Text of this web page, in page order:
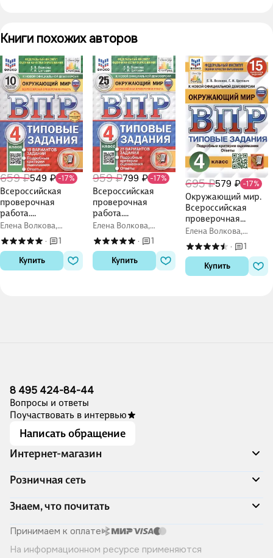
Книги похожих авторов
659 ₽549 ₽ -17%
Всероссийская
проверочная
работа.
Окружающий мир.
4 класс. Типовые
задания. 10
вариантов заданий
Елена Волкова,
Галина Цитович
·
1
Купить
959 ₽799 ₽ -17%
Всероссийская
проверочная
работа.
Окружающий мир.
4 класс. Типовые
задания. 25
вариантов заданий
Елена Волкова,
Галина Цитович
·
1
Купить
695 ₽579 ₽ -17%
Окружающий мир.
Всероссийская
проверочная
работа. 4 класс.
Типовые задания. 15
вариантов заданий.
Подробные
критерии
Елена Волкова,
Галина Цитович
·
1
Купить
8 495 424-84-44
Вопросы и ответы
Поучаствовать в интервью
Написать обращение
Интернет-магазин
Акции
Доставка и оплата
Программа лояльности
Подарочные сертификаты
Правила продажи
Политика конфиденциальности
Розничная сеть
Адреса магазинов
Книжный Дозор
О компании
Читай-город для бизнеса
Хотите у нас работать?
Знаем, что почитать
Скоро в продаже
Лучшие из лучших
Принимаем к оплате
На информационном ресурсе применяются